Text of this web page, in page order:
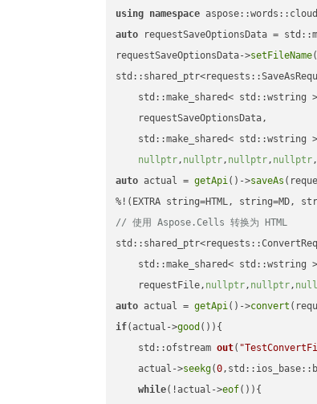
using namespace
auto requestSaveOptionsData =
requestSaveOptionsData->setFileName
std::make_shared< std::wstring
    requestSaveOptionsData,
std::make_shared< std::wstring
nullptr, nullptr, nullptr, nullptr,
auto actual = getApi()->saveAs
// 使用 Aspose.Cells 转换为 HTML
std::make_shared< std::wstring
    requestFile,
nullptr, nullptr,
auto actual = getApi()->convert
if(actual->good ()){
std::ofstream out(
    actual->
seekg(0
while(!actual->eof()){